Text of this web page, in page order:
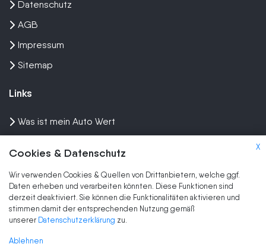
X
Cookies & Datenschutz
Wir verwenden Cookies & Quellen von Drittanbietern, welche ggf.
Daten erheben und verarbeiten könnten. Diese Funktionen sind
derzeit deaktiviert. Sie können die Funktionalitäten aktivieren und
stimmen damit der entsprechenden Nutzung gemäß
unserer Datenschutzerklärung zu.
Ablehnen
Datenschutz
AGB
Impressum
Sitemap
Links
Was ist mein Auto Wert
Wir kaufen dein Auto
Marken